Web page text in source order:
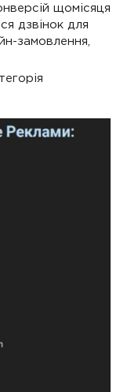
щомісяця
дзвінок для
замовлення,